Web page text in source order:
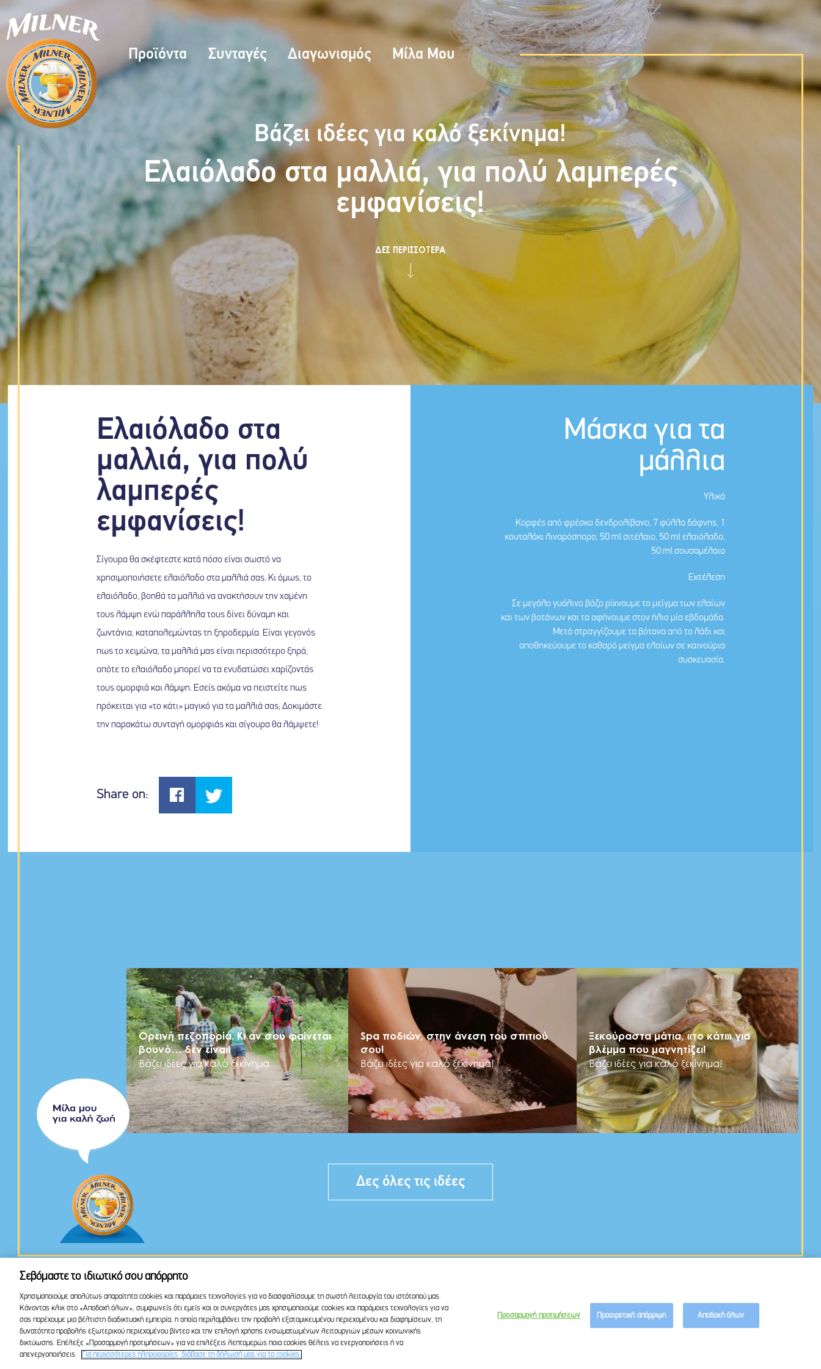
Προϊόντα Συνταγές Διαγωνισμός Μίλα Μου
Βάζει ιδέες για καλό ξεκίνημα!
Ελαιόλαδο στα μαλλιά, για πολύ λαμπερές
εμφανίσεις!
ΔΕΣ ΠΕΡΙΣΣΟΤΕΡΑ
Ελαιόλαδο στα
μαλλιά, για πολύ
λαμπερές
εμφανίσεις!
Σίγουρα θα σκέφτεστε κατά πόσο είναι σωστό να
χρησιμοποιήσετε ελαιόλαδο στα μαλλιά σας. Κι όμως, το
ελαιόλαδο, βοηθά τα μαλλιά να ανακτήσουν την χαμένη
τους λάμψη ενώ παράλληλα τους δίνει δύναμη και
ζωντάνια, καταπολεμώντας τη ξηροδερμία. Είναι γεγονός
πως το χειμώνα, τα μαλλιά μας είναι περισσότερο ξηρά,
οπότε το ελαιόλαδο μπορεί να τα ενυδατώσει χαρίζοντάς
τους ομορφιά και λάμψη. Εσείς ακόμα να πειστείτε πως
πρόκειται για «το κάτι» μαγικό για τα μαλλιά σας; Δοκιμάστε
την παρακάτω συνταγή ομορφιάς και σίγουρα θα λάμψετε!
Share on:
Μάσκα για τα
μάλλια
Υλικά
Κορφές από φρέσκο δενδρολίβανο, 7 φύλλα δάφνης, 1
κουταλάκι λιναρόσπορο, 50 ml σιτέλαιο, 50 ml ελαιόλαδο,
50 ml σουσαμέλαιο
Εκτέλεση
Σε μεγάλο γυάλινο βάζο ρίχνουμε το μείγμα των ελαίων
και των βοτάνων και τα αφήνουμε στον ήλιο μία εβδομάδα.
Μετά στραγγίζουμε τα βότανα από το λάδι και
αποθηκεύουμε το καθαρό μείγμα ελαίων σε καινούρια
συσκευασία.
Ορεινή πεζοπορία. Κι αν σου φαίνεται
βουνό… δεν είναι!
Βάζει ιδέες για καλό ξεκίνημα
Spa ποδιών, στην άνεση του σπιτιού
σου!
Βάζει ιδέες για καλό ξεκίνημα!
Ξεκούραστα μάτια, «το κάτι» για
βλέμμα που μαγνητίζει!
Βάζει ιδέες για καλό ξεκίνημα!
Δες όλες τις ιδέες
© Milner ΠΟΛΙΤΙΚΗ COOKIES ΕΠΙΛΟΓΕΣ COOKIES ΠΟΛΙΤΙΚΗ ΠΡΟΣΤΑΣΙΑΣ ΠΡΟΣΩΠΙΚΩΝ ΔΕΔΟΜΕΝΩΝ ΟΡΟΙ ΧΡΗΣΗΣ
FacebookYoutube
Σεβόμαστε το ιδιωτικό σου απόρρητο
Χρησιμοποιούμε απολύτως απαραίτητα cookies και παρόμοιες τεχνολογίες για να διασφαλίσουμε τη σωστή λειτουργία του ιστότοπού μας.
Κάνοντας κλικ στο «Αποδοχή όλων», συμφωνείς ότι εμείς και οι συνεργάτες μας χρησιμοποιούμε cookies και παρόμοιες τεχνολογίες για να
σας παρέχουμε μια βέλτιστη διαδικτυακή εμπειρία, η οποία περιλαμβάνει την προβολή εξατομικευμένου περιεχομένου και διαφημίσεων, τη
δυνατότητα προβολής εξωτερικού περιεχομένου βίντεο και την επιλογή χρήσης ενσωματωμένων λειτουργιών μέσων κοινωνικής
δικτύωσης. Επέλεξε «Προσαρμογή προτιμήσεων» για να επιλέξεις λεπτομερώς ποια cookies θέλεις να ενεργοποιήσεις ή να
απενεργοποιήσεις.
Για περισσότερες πληροφορίες, διάβασε τη δήλωσή μας για τα cookies.
Προσαρμογή προτιμήσεων Προαιρετική απόρριψη Αποδοχή όλων